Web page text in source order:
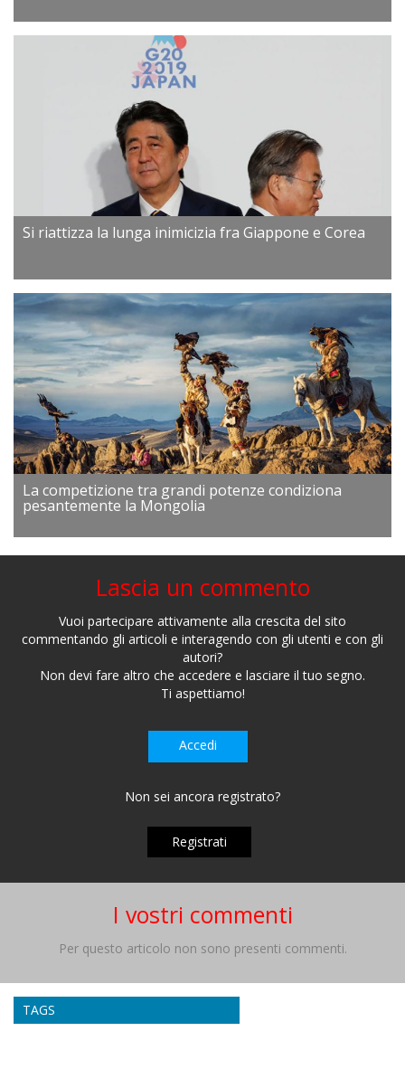
Si riattizza la lunga inimicizia fra Giappone e Corea
La competizione tra grandi potenze condiziona
pesantemente la Mongolia
Lascia un commento
Vuoi partecipare attivamente alla crescita del sito
commentando gli articoli e interagendo con gli utenti e con gli
autori?
Non devi fare altro che accedere e lasciare il tuo segno.
Ti aspettiamo!
Accedi
Non sei ancora registrato?
Registrati
I vostri commenti
Per questo articolo non sono presenti commenti.
TAGS